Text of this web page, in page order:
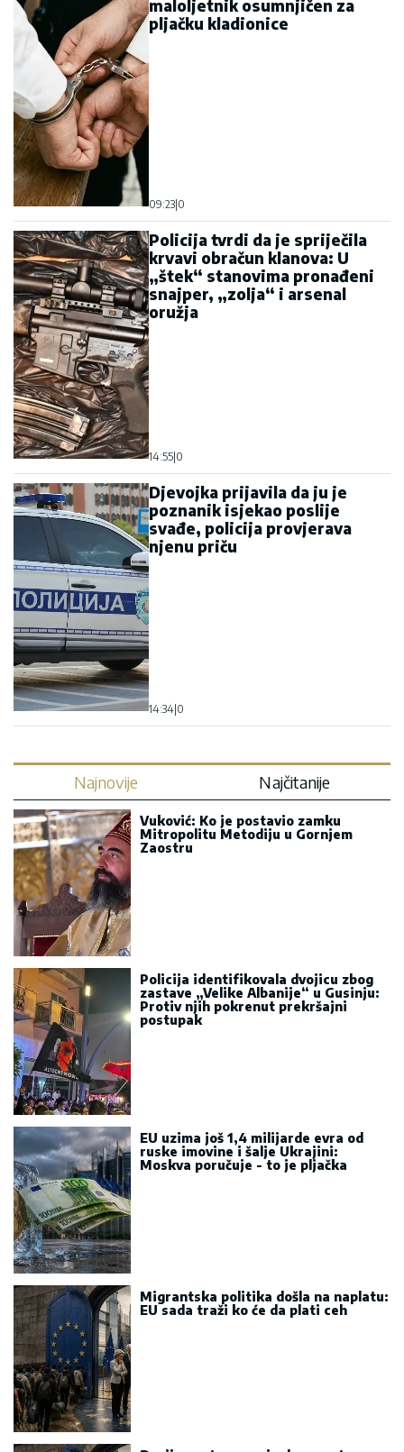
maloljetnik osumnjičen za
pljačku kladionice
09:23 0
Policija tvrdi da je spriječila
krvavi obračun klanova: U
„štek“ stanovima pronađeni
snajper, „zolja“ i arsenal
oružja
14:55 0
Djevojka prijavila da ju je
poznanik isjekao poslije
svađe, policija provjerava
njenu priču
14:34 0
Najnovije Najčitanije
Vuković: Ko je postavio zamku
Mitropolitu Metodiju u Gornjem
Zaostru
Policija identifikovala dvojicu zbog
zastave „Velike Albanije“ u Gusinju:
Protiv njih pokrenut prekršajni
postupak
EU uzima još 1,4 milijarde evra od
ruske imovine i šalje Ukrajini:
Moskva poručuje - to je pljačka
Migrantska politika došla na naplatu:
EU sada traži ko će da plati ceh